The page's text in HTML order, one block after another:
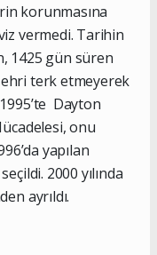
korunmasına
vermedi. Tarihin
1425 gün süren
terk etmeyerek
Dayton
onu
yapılan
2000 yılında
ayrıldı.